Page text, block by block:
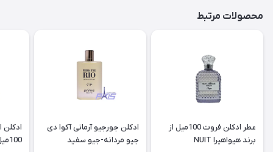
محصولات مرتبط
عطر ادکلن فروت 100میل از
برند هیواهیرا NUIT
ادکلن جورجیو آرمانی آکوا دی
جیو مردانه-جیو سفید
ادکلن
100میل پریما وی آی پی